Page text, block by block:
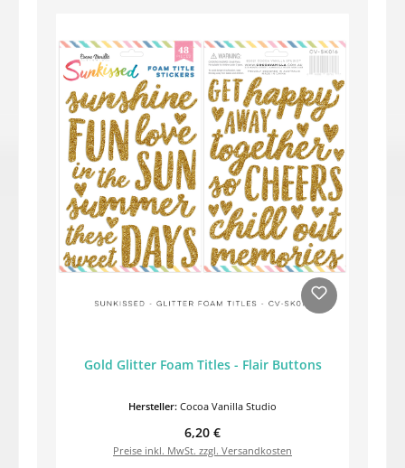
Gold Glitter Foam Titles - Flair Buttons
Hersteller: Cocoa Vanilla Studio
Regulärer Preis:
6,20 €
Preise inkl. MwSt. zzgl. Versandkosten